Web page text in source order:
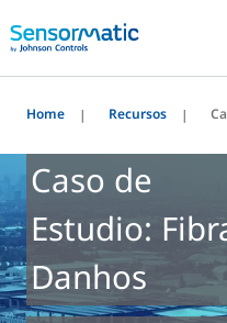
Home Recursos
Caso de
Estudio:
Danhos